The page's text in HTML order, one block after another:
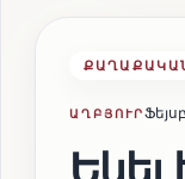
ԱՂԲՅՈՒՐ